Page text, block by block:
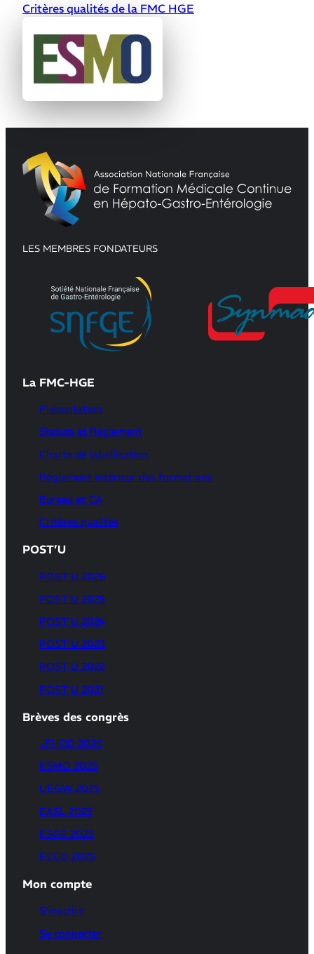
Critères qualités de la FMC HGE
LES MEMBRES FONDATEURS
La FMC-HGE
Présentation
Statuts et Règlement
Charte de labellisation
Règlement intérieur des formations
Bureau et CA
Critères qualités
POST’U
POST’U 2026
POST’U 2025
POST’U 2024
POST’U 2023
POST’U 2022
POST’U 2021
Brèves des congrès
JFHOD 2026
ESMO 2025
UEGW 2025
EASL 2025
ESGE 2025
ECCO 2025
Mon compte
S’inscrire
Se connecter